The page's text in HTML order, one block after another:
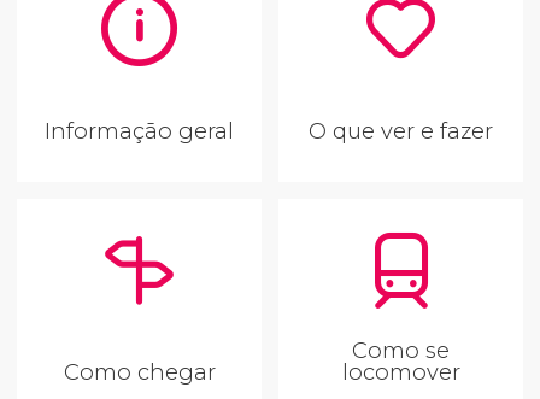
Informação geral O que ver e fazer
Como chegar
Como se
locomover